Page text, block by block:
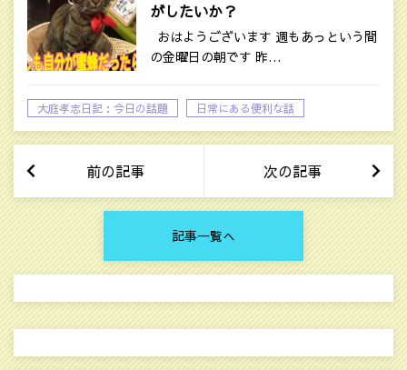
がしたいか？
おはようございます 週もあっという間
の金曜日の朝です 昨…
大庭孝志日記：今日の話題 日常にある便利な話
前の記事 次の記事
記事一覧へ